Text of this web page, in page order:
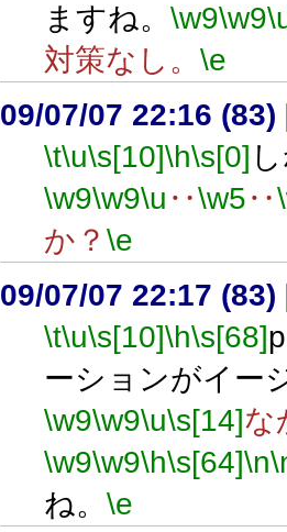
ますね。 \w9\w9
対策なし。 \e
09/07/07 22:16 (83)
\t\u\s[10]\h\s[0]
\w9\w9\u ‥\w5‥
か？ \e
09/07/07 22:17 (83)
\t\u\s[10]\h\s[68]
ーションがイー
\w9\w9\u\s[14]な
\w9\w9\h\s[64]\n
ね。 \e